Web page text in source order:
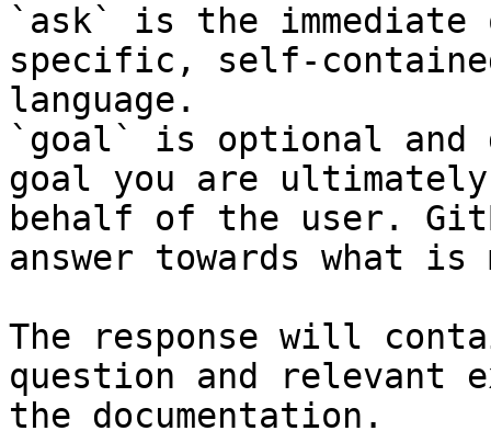
`ask` is the
specific, self-
language.
`goal` is optional and
goal you are
behalf of the user.
answer towards what
The response will
question and relevant
the documentation.